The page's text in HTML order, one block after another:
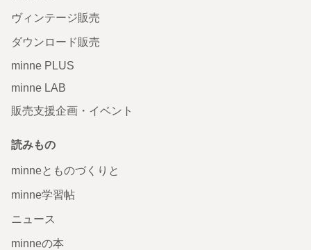
ヴィンテージ販売
ダウンロード販売
minne PLUS
minne LAB
販売支援企画・イベント
読みもの
minneとものづくりと
minne学習帖
ニュース
minneの本